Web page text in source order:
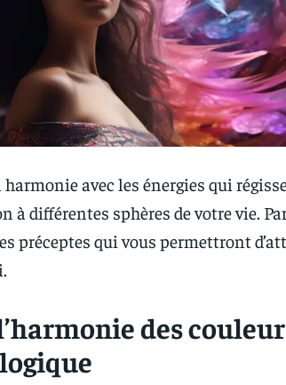
avec les énergies qui
différentes sphères de votre vie.
préceptes qui vous permettront
des